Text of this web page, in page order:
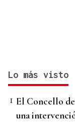
Lo más visto
El Concello
una